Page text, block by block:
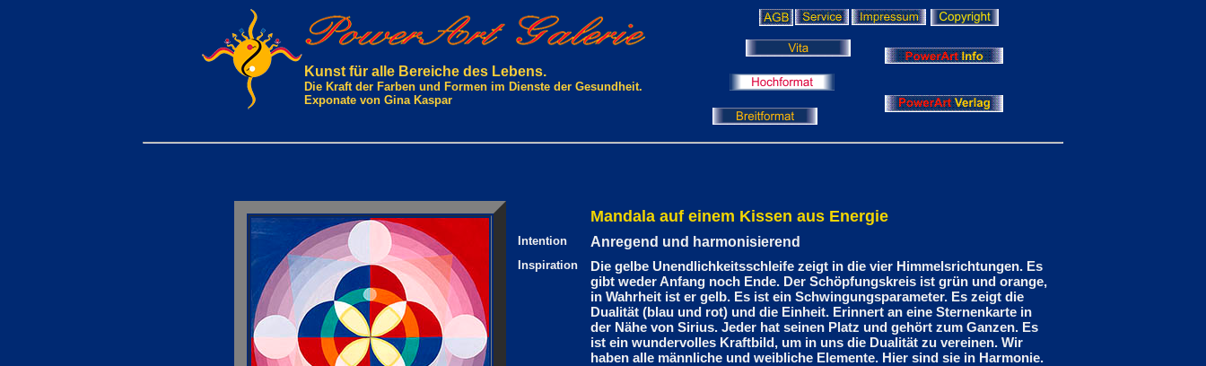
Kunst für alle Bereiche des Lebens.
Die Kraft der Farben und Formen im Dienste der Gesundheit.
Exponate von Gina Kaspar
Mandala auf einem Kissen aus Energie
Intention Anregend und harmonisierend
Inspiration
Die gelbe Unendlichkeitsschleife zeigt in die vier Himmelsrichtungen. Es
gibt weder Anfang noch Ende. Der Schöpfungskreis ist grün und orange,
in Wahrheit ist er gelb. Es ist ein Schwingungsparameter. Es zeigt die
Dualität (blau und rot) und die Einheit. Erinnert an eine Sternenkarte in
der Nähe von Sirius. Jeder hat seinen Platz und gehört zum Ganzen. Es
ist ein wundervolles Kraftbild, um in uns die Dualität zu vereinen. Wir
haben alle männliche und weibliche Elemente. Hier sind sie in Harmonie.